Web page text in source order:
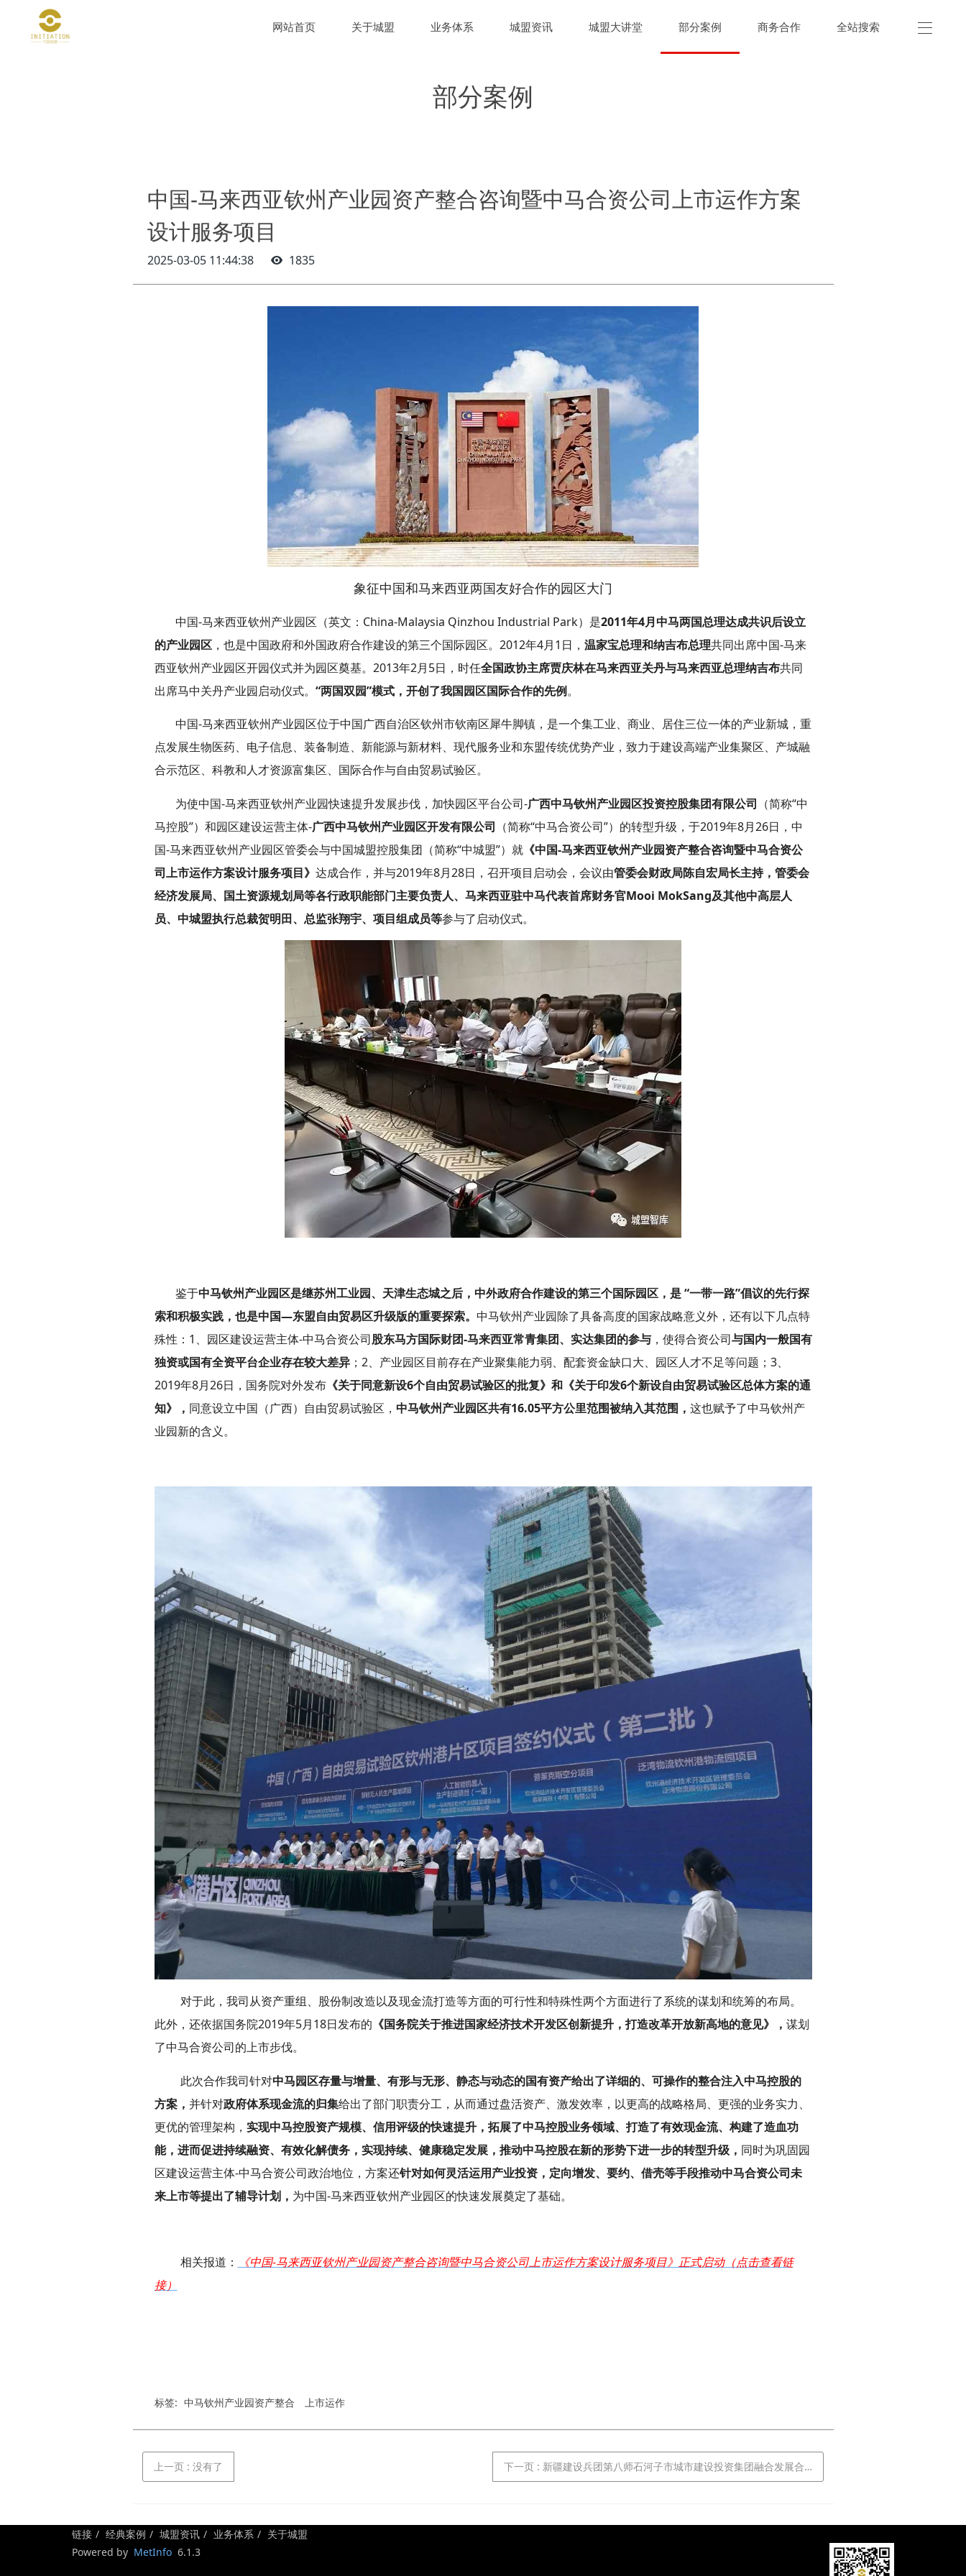
网站首页 关于城盟 业务体系 城盟资讯 城盟大讲堂 部分案例 商务合作 全站搜索
部分案例
中国-马来西亚钦州产业园资产整合咨询暨中马合资公司上市运作方案
设计服务项目
2025-03-05 11:44:38 1835
象征中国和马来西亚两国友好合作的园区大门
中国-马来西亚钦州产业园区（英文：China-Malaysia Qinzhou Industrial Park）是2011年4月中马两国总理达成共识后设立
的产业园区，也是中国政府和外国政府合作建设的第三个国际园区。2012年4月1日， 温家宝总理和纳吉布总理共同出席中国-马来
西亚钦州产业园区开园仪式并为园区奠基。2013年2月5日，时任全国政协主席贾庆林在马来西亚关丹与马来西亚总理纳吉布共同
出席马中关丹产业园启动仪式。 “两国双园”模式，开创了我国园区国际合作的先例。
中国-马来西亚钦州产业园区位于中国广西自治区钦州市钦南区犀牛脚镇，是一个集工业、商业、居住三位一体的产业新城，重
点发展生物医药、电子信息、装备制造、新能源与新材料、现代服务业和东盟传统优势产业，致力于建设高端产业集聚区、产城融
合示范区、科教和人才资源富集区、国际合作与自由贸易试验区。
为使中国-马来西亚钦州产业园快速提升发展步伐，加快园区平台公司-广西中马钦州产业园区投资控股集团有限公司 （简称“中
马控股”）和园区建设运营主体-广西中马钦州产业园区开发有限公司 （简称“中马合资公司”）的转型升级，于2019年8月26日，中
国-马来西亚钦州产业园区管委会与中国城盟控股集团（简称“中城盟”）就《中国-马来西亚钦州产业园资产整合咨询暨中马合资公
司上市运作方案设计服务项目》 达成合作，并与2019年8月28日，召开项目启动会，会议由管委会财政局陈自宏局长主持，管委会
经济发展局、国土资源规划局等各行政职能部门主要负责人、马来西亚驻中马代表首席财务官Mooi MokSang及其他中高层人
员、中城盟执行总裁贺明田、总监张翔宇、项目组成员等参与了启动仪式。
鉴于中马钦州产业园区是继苏州工业园、天津生态城之后，中外政府合作建设的第三个国际园区，是 “一带一路”倡议的先行探
索和积极实践，也是中国—东盟自由贸易区升级版的重要探索。 中马钦州产业园除了具备高度的国家战略意义外，还有以下几点特
殊性：1、 园区建设运营主体-中马合资公司股东马方国际财团-马来西亚常青集团、实达集团的参与，使得合资公司与国内一般国有
独资或国有全资平台企业存在较大差异；2、产业园区目前存在产业聚集能力弱、配套资金缺口大、园区人才不足等问题；3、
2019年8月26日，国务院对外发布《关于同意新设6个自由贸易试验区的批复》和《关于印发6个新设自由贸易试验区总体方案的通
知》， 同意设立中国（广西）自由贸易试验区， 中马钦州产业园区共有16.05平方公里范围被纳入其范围， 这也赋予了中马钦州产
业园新的含义。
对于此，我司从资产重组、股份制改造以及现金流打造等方面的可行性和特殊性两个方面进行了系统的谋划和统筹的布局。
此外，还依据国务院2019年5月18日发布的 《国务院关于推进国家经济技术开发区创新提升，打造改革开放新高地的意见》， 谋划
了中马合资公司的上市步伐。
此次合作我司针对中马园区存量与增量、有形与无形、静态与动态的国有资产给出了详细的、可操作的整合注入中马控股的
方案， 并针对政府体系现金流的归集给出了部门职责分工，从而通过盘活资产、激发效率，以更高的战略格局、更强的业务实力、
更优的管理架构， 实现中马控股资产规模、信用评级的快速提升，拓展了中马控股业务领域、打造了有效现金流、构建了造血功
能，进而促进持续融资、有效化解债务，实现持续、健康稳定发展，推动中马控股在新的形势下进一步的转型升级， 同时为巩固园
区建设运营主体-中马合资公司政治地位，方案还针对如何灵活运用产业投资，定向增发、要约、借壳等手段推动中马合资公司未
来上市等提出了辅导计划， 为中国-马来西亚钦州产业园区的快速发展奠定了基础。
相关报道： 《中国-马来西亚钦州产业园资产整合咨询暨中马合资公司上市运作方案设计服务项目》正式启动（点击查看链
接）
标签: 中马钦州产业园资产整合 上市运作
上一页 : 没有了 下一页 : 新疆建设兵团第八师石河子市城市建设投资集团融合发展合作项目
链接 经典案例 城盟资讯 业务体系
关于城盟
Powered by MetInfo 6.1.3